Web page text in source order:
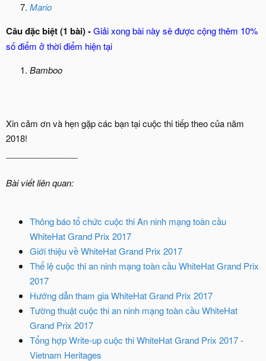
Mario
Câu đặc biệt (1 bài) -Giải xong bài này sẽ được cộng thêm 10%
số điểm ở thời điểm hiện tại
Bamboo
Xin cảm ơn và hẹn gặp các bạn tại cuộc thi tiếp theo của năm
2018!
Bài viết liên quan:
Thông báo tổ chức cuộc thi An ninh mạng toàn cầu
WhiteHat Grand Prix 2017
Giới thiệu về WhiteHat Grand Prix 2017
Thể lệ cuộc thi an ninh mạng toàn cầu WhiteHat Grand Prix
2017
Hướng dẫn tham gia WhiteHat Grand Prix 2017
Tường thuật cuộc thi an ninh mạng toàn cầu WhiteHat
Grand Prix 2017
Tổng hợp Write-up cuộc thi WhiteHat Grand Prix 2017 -
Vietnam Heritages